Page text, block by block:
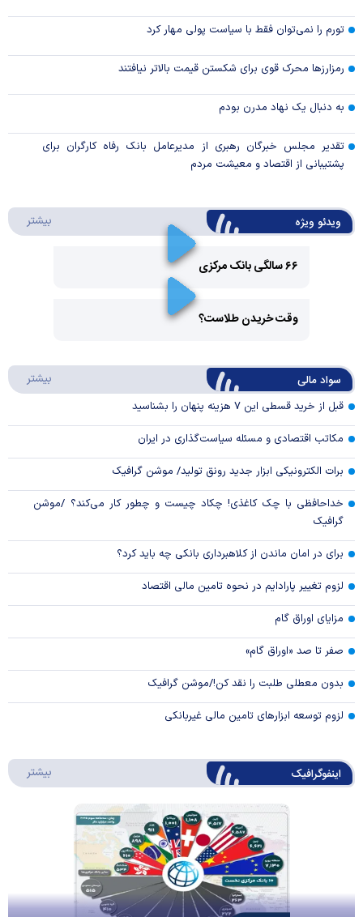
تورم را نمی‌توان فقط با سیاست پولی مهار کرد
رمزارزها محرک قوی برای شکستن قیمت بالاتر نیافتند
به دنبال یک نهاد مدرن بودم
تقدیر مجلس خبرگان رهبری از مدیرعامل بانک رفاه کارگران برای
پشتیبانی از اقتصاد و معیشت مردم
ویدئو ویژه بیشتر
۶۶ سالگی بانک مرکزی
Video
وقت خریدن طلاست؟
سواد مالی بیشتر
قبل از خرید قسطی این ۷ هزینه پنهان را بشناسید
مکاتب اقتصادی و مسئله سیاست‌گذاری در ایران
برات الکترونیکی ابزار جدید رونق تولید/ موشن گرافیک
خداحافظی با چک کاغذی! چکاد چیست و چطور کار می‌کند؟ /موشن
گرافیک
برای در امان ماندن از کلاهبرداری بانکی چه باید کرد؟
لزوم تغییر پارادایم در نحوه تامین مالی اقتصاد
مزایای اوراق گام
صفر تا صد «اوراق گام»
بدون معطلی طلبت را نقد کن!/موشن گرافیک
لزوم توسعه ابزارهای تامین مالی غیربانکی
اینفوگرافیک بیشتر